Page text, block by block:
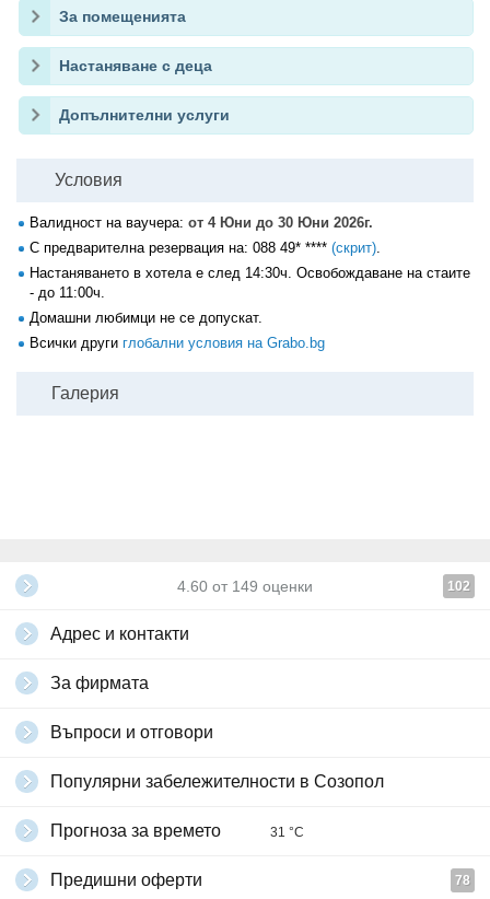
За помещенията
Настаняване с деца
Допълнителни услуги
Условия
Валидност на ваучера: от 4 Юни до 30 Юни 2026г.
С предварителна резервация на: 088 49* **** (скрит).
Настаняването в хотела e след 14:30ч. Освобождаване на стаите
- до 11:00ч.
Домашни любимци не се допускат.
Всички други глобални условия на Grabo.bg
Галерия
4.60 от 149 оценки 102
Адрес и контакти
За фирмата
Въпроси и отговори
Популярни забележителности в Созопол
Прогноза за времето 31 °C
Предишни оферти 78